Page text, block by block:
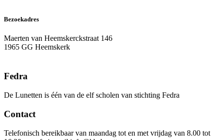
Bezoekadres
Maerten van Heemskerckstraat 146
1965 GG Heemskerk
Fedra
De Lunetten is één van de elf scholen van stichting Fedra
Contact
Telefonisch bereikbaar van maandag tot en met vrijdag van 8.00 tot